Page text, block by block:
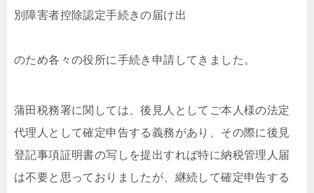
別障害者控除認定手続きの届け出
のため各々の役所に手続き申請してきました。
蒲田税務署に関しては、後見人としてご本人様の法定
代理人として確定申告する義務があり、その際に後見
登記事項証明書の写しを提出すれば特に納税管理人届
は不要と思っておりましたが、継続して確定申告する